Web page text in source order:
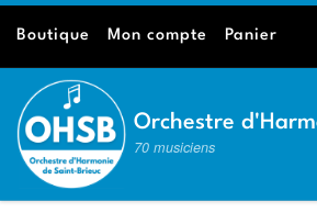
Passer au contenu
Boutique Mon compte Panier
Orchestre
70 musiciens